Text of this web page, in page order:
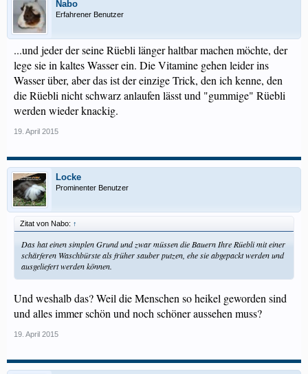
Nabo
Erfahrener Benutzer
...und jeder der seine Rüebli länger haltbar machen möchte, der
lege sie in kaltes Wasser ein. Die Vitamine gehen leider ins
Wasser über, aber das ist der einzige Trick, den ich kenne, den
die Rüebli nicht schwarz anlaufen lässt und "gummige" Rüebli
werden wieder knackig.
19. April 2015
Locke
Prominenter Benutzer
Zitat von Nabo: ↑
Das hat einen simplen Grund und zwar müssen die Bauern Ihre Rüebli mit einer
schärferen Waschbürste als früher sauber putzen, ehe sie abgepackt werden und
ausgeliefert werden können.
Und weshalb das? Weil die Menschen so heikel geworden sind
und alles immer schön und noch schöner aussehen muss?
19. April 2015